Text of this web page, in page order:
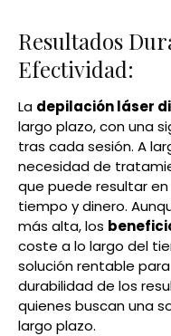
Resultados
Efectividad:
La depilación láser
largo plazo, con una
tras cada sesión. A
necesidad de
que puede resultar
tiempo y dinero.
más alta, los
coste a lo largo del
solución rentable
durabilidad de los
quienes buscan una
largo plazo.